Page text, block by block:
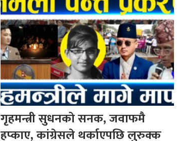
गृहमन्त्री सुधनको सनक, जवाफमै
हप्काए, कांग्रेसले थर्काएपछि लुरुक्क